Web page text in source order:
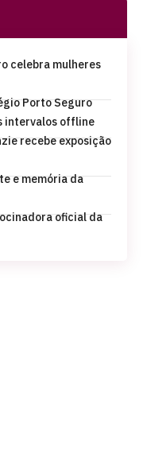
celebra mulheres
Porto Seguro
intervalos offline
recebe exposição
e memória da
oficial da